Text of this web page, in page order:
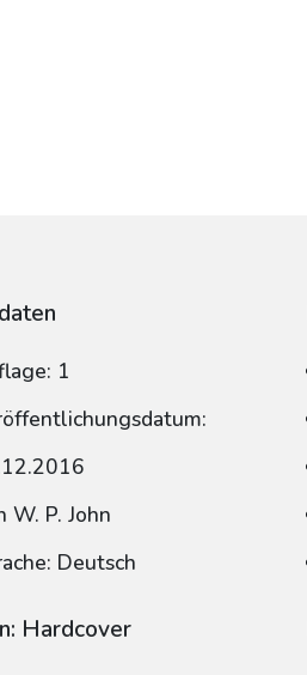
1
W. P. John
Deutsch
Hardcover